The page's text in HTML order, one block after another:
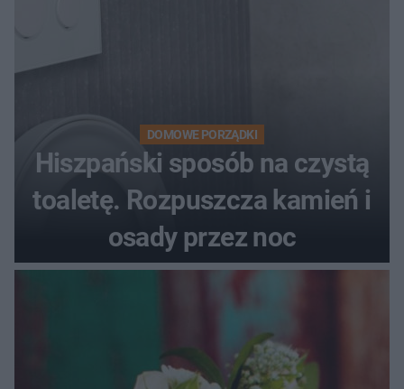
DOMOWE PORZĄDKI
Hiszpański sposób na czystą
toaletę. Rozpuszcza kamień i
osady przez noc